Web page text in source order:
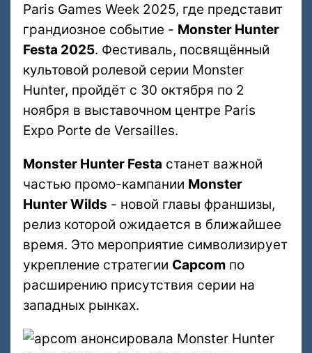
Paris Games Week 2025, где представит
грандиозное событие - Monster Hunter
Festa 2025. Фестиваль, посвящённый
культовой ролевой серии Monster
Hunter, пройдёт с 30 октября по 2
ноября в выставочном центре Paris
Expo Porte de Versailles.
Monster Hunter Festa станет важной
частью промо-кампании Monster
Hunter Wilds - новой главы франшизы,
релиз которой ожидается в ближайшее
время. Это мероприятие символизирует
укрепление стратегии Capcom по
расширению присутствия серии на
западных рынках.